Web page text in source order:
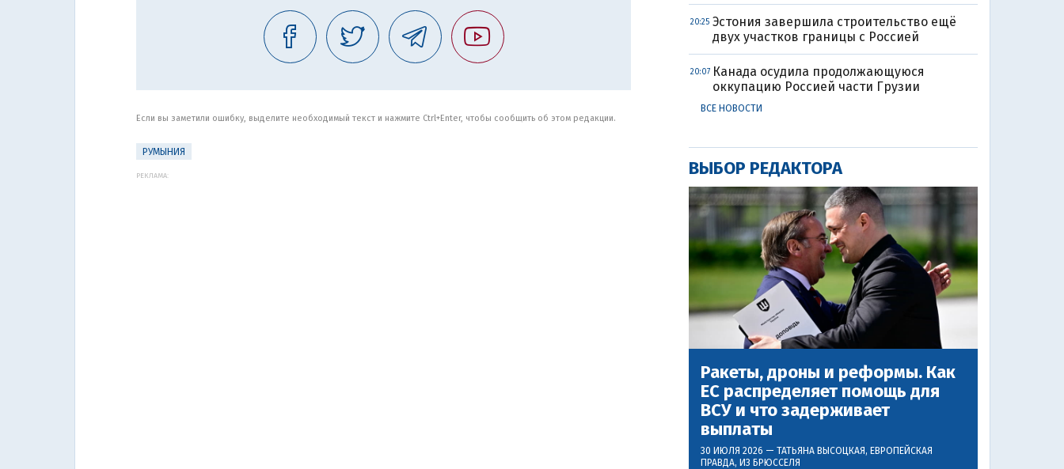
Если вы заметили ошибку, выделите необходимый текст и нажмите Ctrl+Enter, чтобы сообщить об этом редакции.
РУМЫНИЯ
РЕКЛАМА:
20:25 Эстония завершила строительство ещё
двух участков границы с Россией
20:07 Канада осудила продолжающуюся
оккупацию Россией части Грузии
ВСЕ НОВОСТИ
ВЫБОР РЕДАКТОРА
Ракеты, дроны и реформы. Как
ЕС распределяет помощь для
ВСУ и что задерживает
выплаты
30 ИЮЛЯ 2026 — ТАТЬЯНА ВЫСОЦКАЯ, ЕВРОПЕЙСКАЯ
ПРАВДА, ИЗ БРЮССЕЛЯ